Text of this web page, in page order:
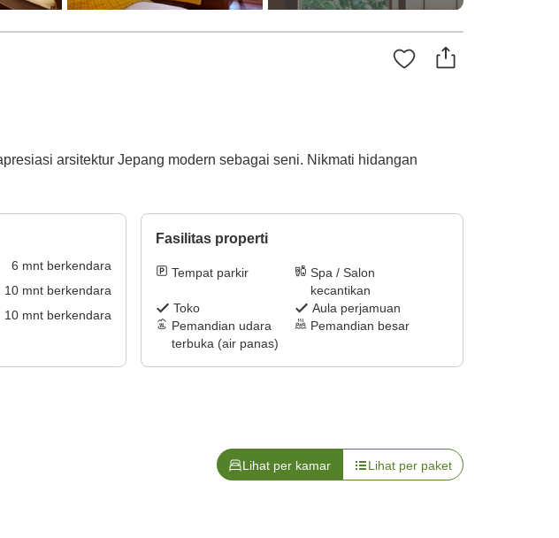
arsitektur Jepang modern sebagai seni. Nikmati hidangan
6 mnt berkendara
10mnt berkendara
10mnt berkendara
Fasilitas properti
Tempat parkir
Spa / Salon
kecantikan
Toko
Aula perjamuan
Pemandian udara
terbuka (air panas)
Pemandian besar
Lihat per kamar Lihat per paket